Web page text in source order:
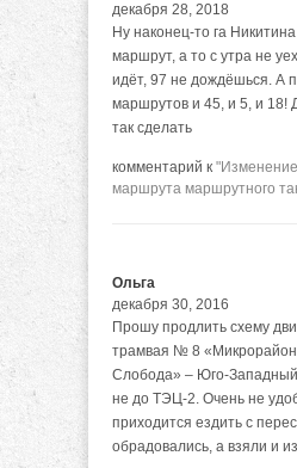
декабря 28, 2018
Ну наконец-то га
маршрут, а то с утра не
идёт, 97 не дождёшься. А
маршрутов и 45, и 5, и 18!
так сделать
комментарий к
маршрута маршрутного
Ольга
декабря 30, 2016
Прошу продлить схему
трамвая № 8
Слобода» – Юго-
не до ТЭЦ-2. Очень не
приходится ездить с
обрадовались, а взяли и